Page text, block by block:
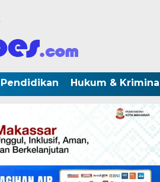
Pendidikan Hukum &